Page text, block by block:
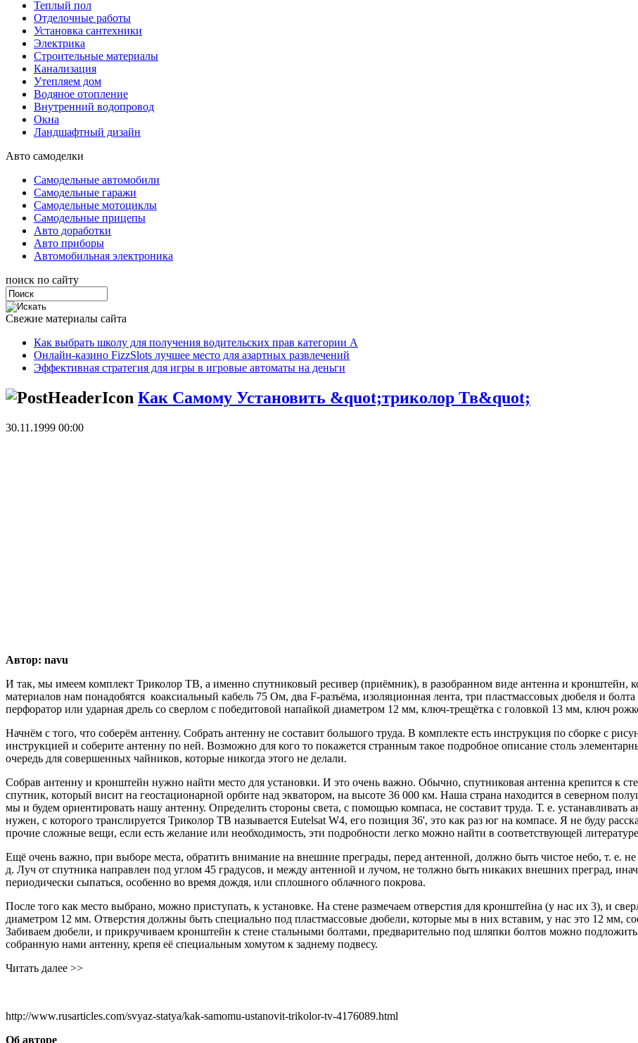
Теплый пол
Отделочные работы
Установка сантехники
Электрика
Строительные материалы
Канализация
Утепляем дом
Водяное отопление
Внутренний водопровод
Окна
Ландшафтный дизайн
Авто самоделки
Самодельные автомобили
Самодельные гаражи
Самодельные мотоциклы
Самодельные прицепы
Авто доработки
Авто приборы
Автомобильная электроника
поиск по сайту
Свежие материалы сайта
Как выбрать школу для получения водительских прав категории А
Онлайн-казино FizzSlots лучшее место для азартных развлечений
Эффективная стратегия для игры в игровые автоматы на деньги
Как Самому Установить &quot;триколор Тв&quot;
30.11.1999 00:00
Автор: navu
И так, мы имеем комплект Триколор ТВ, а именно спутниковый ресивер (приёмник), в разобранном виде антенна и кронштейн,
материалов нам понадобятся коаксиальный кабель 75 Ом, два F-разъёма, изоляционная лента, три пластмассовых дюбеля и
перфоратор или ударная дрель со сверлом с победитовой напайкой диаметром 12 мм, ключ-трещётка с головкой 13 мм, ключ
Начнём с того, что соберём антенну. Собрать антенну не составит большого труда. В комплекте есть инструкция по сборке с
инструкцией и соберите антенну по ней. Возможно для кого то покажется странным такое подробное описание столь
очередь для совершенных чайников, которые никогда этого не делали.
Собрав антенну и кронштейн нужно найти место для установки. И это очень важно. Обычно, спутниковая антенна крепится к
спутник, который висит на геостационарной орбите над экватором, на высоте 36 000 км. Наша страна находится в северном
мы и будем ориентировать нашу антенну. Определить стороны света, с помощью компаса, не составит труда. Т. е.
нужен, с которого транслируется Триколор ТВ называется Eutelsat W4, его позиция 36', это как раз юг на компасе. Я не буду
прочие сложные вещи, если есть желание или необходимость, эти подробности легко можно найти в соответствующей
Ещё очень важно, при выборе места, обратить внимание на внешние преграды, перед антенной, должно быть чистое небо, т. е.
д. Луч от спутника направлен под углом 45 градусов, и между антенной и лучом, не толжно быть никаких внешних преград,
периодически сыпаться, особенно во время дождя, или сплошного облачного покрова.
После того как место выбрано, можно приступать, к установке. На стене размечаем отверстия для кронштейна (у нас их 3), и
диаметром 12 мм. Отверстия должны быть специально под пластмассовые дюбели, которые мы в них вставим, у нас это 12 мм,
Забиваем дюбели, и прикручиваем кронштейн к стене стальными болтами, предварительно под шляпки болтов можно
собранную нами антенну, крепя её специальным хомутом к заднему подвесу.
Читать далее >>
http://www.rusarticles.com/svyaz-statya/kak-samomu-ustanovit-trikolor-tv-4176089.html
Об авторе